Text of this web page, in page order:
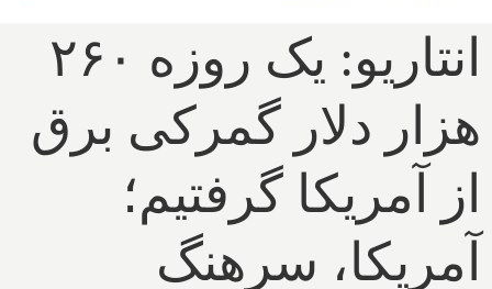
انتاریو: یک روزه ۲۶۰
هزار دلار گمرکی برق
از آمریکا گرفتیم؛
آمریکا، سرهنگ